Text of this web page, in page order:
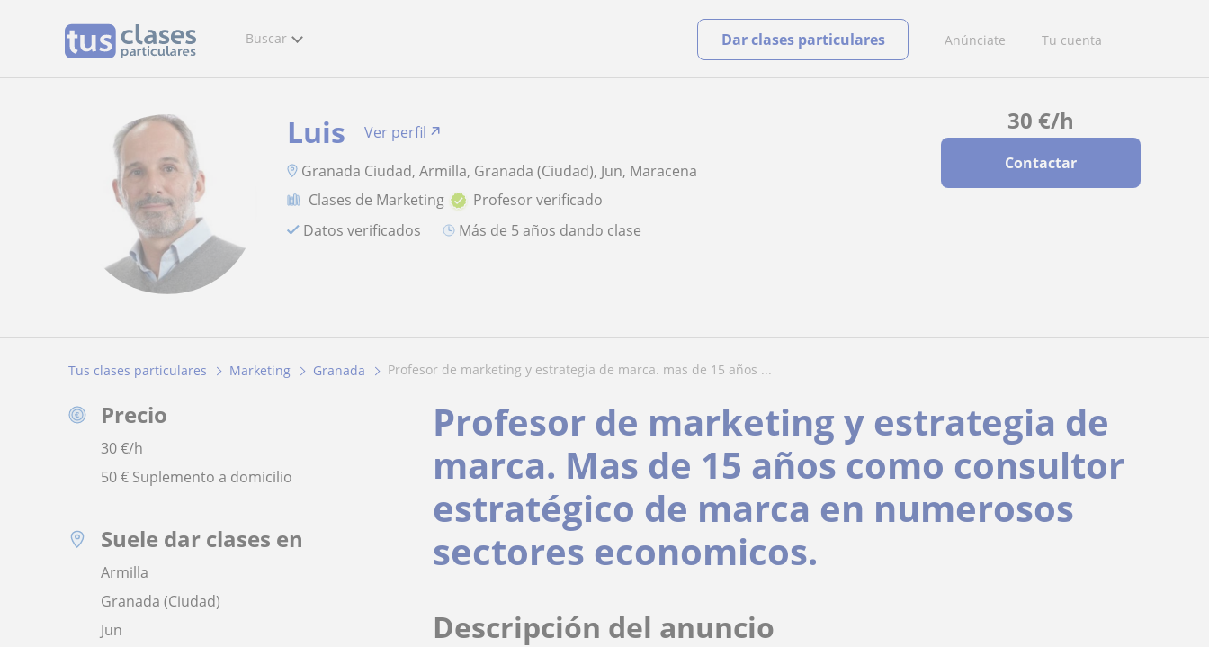
Buscar Anúnciate Tu cuenta
Dar clases particulares
30 €/h
Contactar
Luis
Ver perfil
Granada Ciudad, Armilla, Granada (Ciudad), Jun, Maracena
Clases de Marketing
Profesor verificado
Datos verificados
más de 5 años dando clase
Tus clases particulares Marketing Granada profesor de marketing y estrategia de marca. mas de 15 años ...
Precio
30€/h
50 € Suplemento a domicilio
Suele dar clases en
Armilla
Granada (Ciudad)
Jun
Profesor de marketing y estrategia de
marca. Mas de 15 años como consultor
estratégico de marca en numerosos
sectores economicos.
Descripción del anuncio